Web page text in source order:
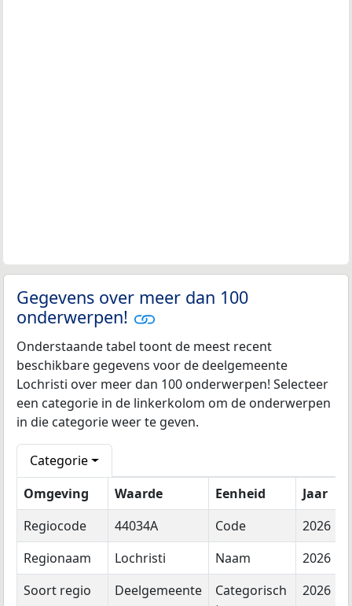
Gegevens over meer dan 100
onderwerpen!
Onderstaande tabel toont de meest recent
beschikbare gegevens voor de deelgemeente
Lochristi over meer dan 100 onderwerpen! Selecteer
een categorie in de linkerkolom om de onderwerpen
in die categorie weer te geven.
Categorie
Omgeving
Waarde Eenheid
Jaar
Regiocode
44034A Code
2026
Regionaam
Lochristi Naam
2026
Soort regio
Deelgemeente
Categorisch
2026